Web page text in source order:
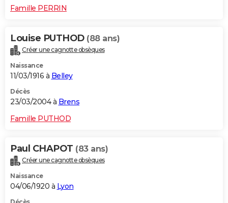
Famille PERRIN
Louise PUTHOD (88 ans)
Créer une cagnotte obsèques
Naissance
11/03/1916 à Belley
Décès
23/03/2004 à Brens
Famille PUTHOD
Paul CHAPOT (83 ans)
Créer une cagnotte obsèques
Naissance
04/06/1920 à Lyon
Décès